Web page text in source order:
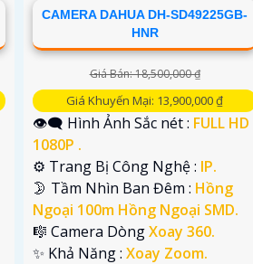
CAMERA DAHUA DH-SD49225GB-
HNR
Giá Bán: 18,500,000 ₫
Giá Khuyến Mại: 13,900,000 ₫
👁️‍🗨 Hình Ảnh Sắc nét : FULL HD
1080P .
⚙ Trang Bị Công Nghệ : IP.
🌛 Tầm Nhìn Ban Đêm : Hồng
Ngoại 100m Hồng Ngoại SMD.
🎼️ Camera DòngXoay 360.
️✨ Khả Năng :Xoay Zoom.